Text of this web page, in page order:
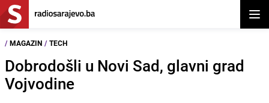
/ MAGAZIN / TECH
Dobrodošli u Novi Sad, glavni grad
Vojvodine